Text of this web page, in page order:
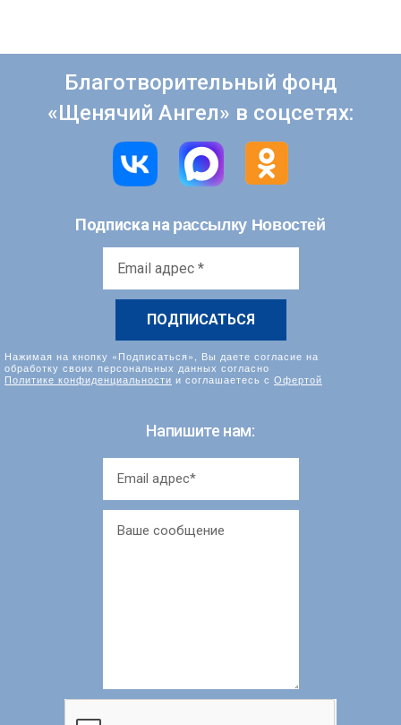
Благотворительный фонд
«Щенячий Ангел» в соцсетях:
Подписка нарассылку Новостей
Нажимая на кнопку «Подписаться», Вы даете согласие на
обработку своих персональных данных согласно
Политике конфиденциальности и соглашаетесь с Офертой
Напишите нам: